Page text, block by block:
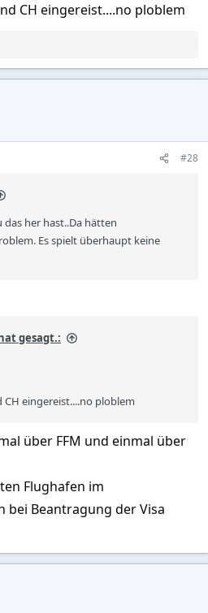
CH eingereist....no ploblem
#28
her hast..Da hätten
Es spielt überhaupt keine
gesagt.:
eingereist....no ploblem
über FFM und einmal über
Flughafen im
bei Beantragung der Visa